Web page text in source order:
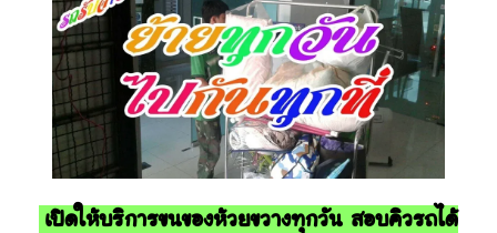
เปิดให้บริการขนของห้วยขวางทุกวัน สอบคิวรถได้